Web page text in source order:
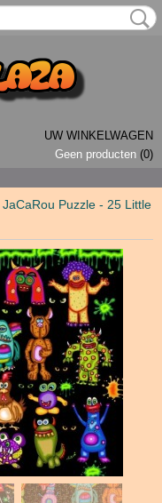
UW WINKELWAGEN
Geen producten (0)
JaCaRou Puzzle - 25 Little